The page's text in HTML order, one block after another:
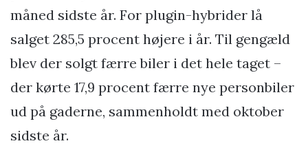
måned sidste år. For plugin-hybrider lå
salget 285,5 procent højere i år. Til gengæld
blev der solgt færre biler i det hele taget –
der kørte 17,9 procent færre nye personbiler
ud på gaderne, sammenholdt med oktober
sidste år.